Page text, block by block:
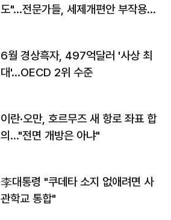
도"…전문가들, 세제개편안 부작용
6월 경상흑자, 497억달러 '사상 최
대'…OECD 2위 수준
이란·오만, 호르무즈 새 항로 좌표 합
의…"전면 개방은 아냐"
李대통령 "쿠데타 소지 없애려면 사
관학교 통합"